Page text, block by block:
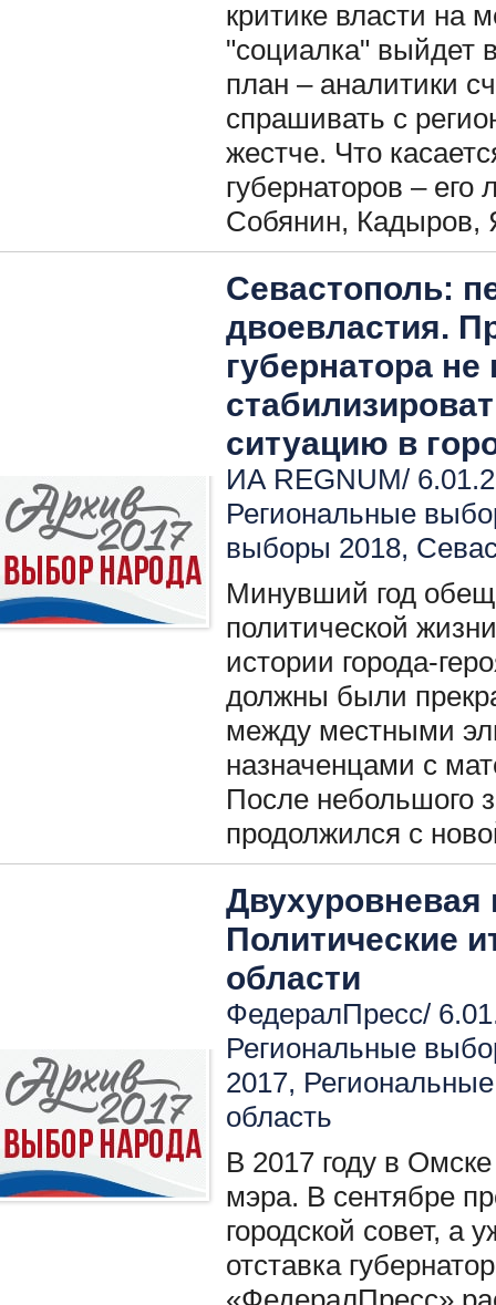
критике власти на
"социалка" выйдет
план – аналитики
спрашивать с
жестче. Что
губернаторов –
Собянин, Кадыров,
Севастополь:
двоевластия.
губернатора не
ситуацию в
ИА REGNUM/
Региональные
выборы 2018,
Минувший год
политической
истории города-
должны были
между местными
назначенцами с
После небольшого
продолжился с
Двухуровневая
Политические
области
ФедералПресс/
Региональные
2017,
область
В 2017 году в
мэра. В сентябре
городской совет, а
отставка